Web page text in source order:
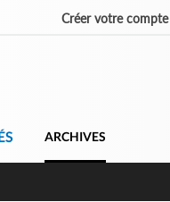
Créer votre compte
ARCHIVES
contre les